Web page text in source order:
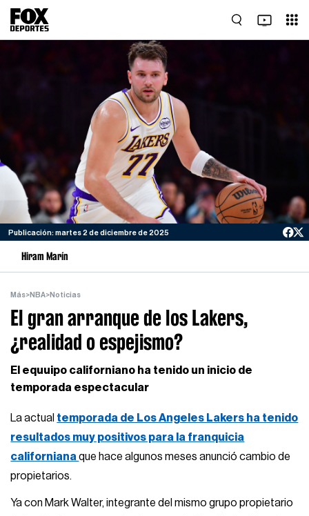
Publicación: martes 2 de diciembre de 2025
Hiram Marín
Más>NBA>Noticias
El gran arranque de los Lakers,
¿realidad o espejismo?
El equuipo californiano ha tenido un inicio de
temporada espectacular
La actual temporada de Los Angeles Lakers ha tenido
resultados muy positivos para la franquicia
californianaque hace algunos meses anunció cambio de
propietarios.
Ya con Mark Walter, integrante del mismo grupo propietario